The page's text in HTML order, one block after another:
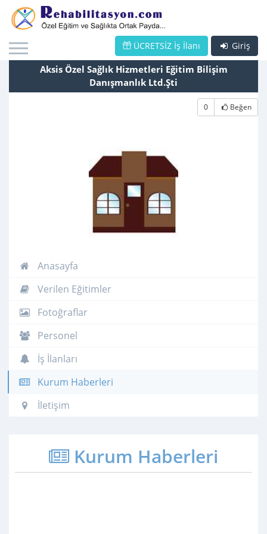
Giriş
ÜCRETSİZ İş İlanı
Aksis Özel Sağlık Hizmetleri Eğitim Bilişim
Danışmanlık Ltd.Şti
0 Beğen
Anasayfa
Verilen Eğitimler
Fotoğraflar
Personel
İş İlanları
Kurum Haberleri
İletişim
Kurum Haberleri